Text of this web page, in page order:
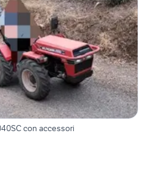
con accessori